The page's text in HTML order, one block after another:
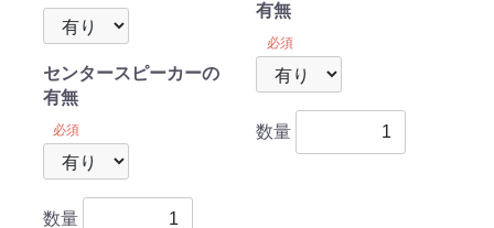
センタースピーカーの
有無
必須
数量
有無
必須
数量